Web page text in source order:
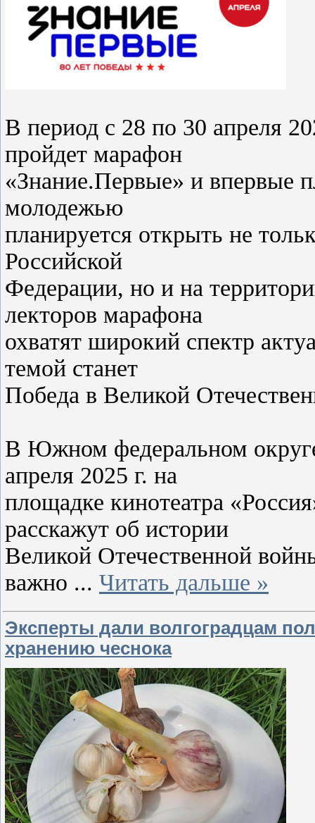
В период с 28 по 30 апреля
пройдет марафон
«Знание.Первые» и впервые
молодежью
планируется открыть не
Российской
Федерации, но и на
лекторов марафона
охватят широкий спектр
темой станет
Победа в Великой
В Южном федеральном
апреля 2025 г. на
площадке кинотеатра
расскажут об истории
Великой Отечественной
важно ... Читать дальше »
Эксперты дали волгоградцам
хранению чеснока